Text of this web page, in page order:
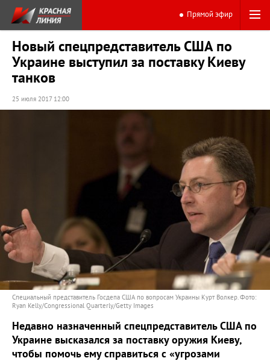
Прямой эфир
Новый спецпредставитель США по
Украине выступил за поставку Киеву
танков
25 июля 2017 12:00
Специальный представитель Госдепа США по вопросам Украины Курт Волкер. Фото:
Ryan Kelly/Congressional Quarterly/Getty Images
Недавно назначенный спецпредставитель США по
Украине высказался за поставку оружия Киеву,
чтобы помочь ему справиться с «угрозами